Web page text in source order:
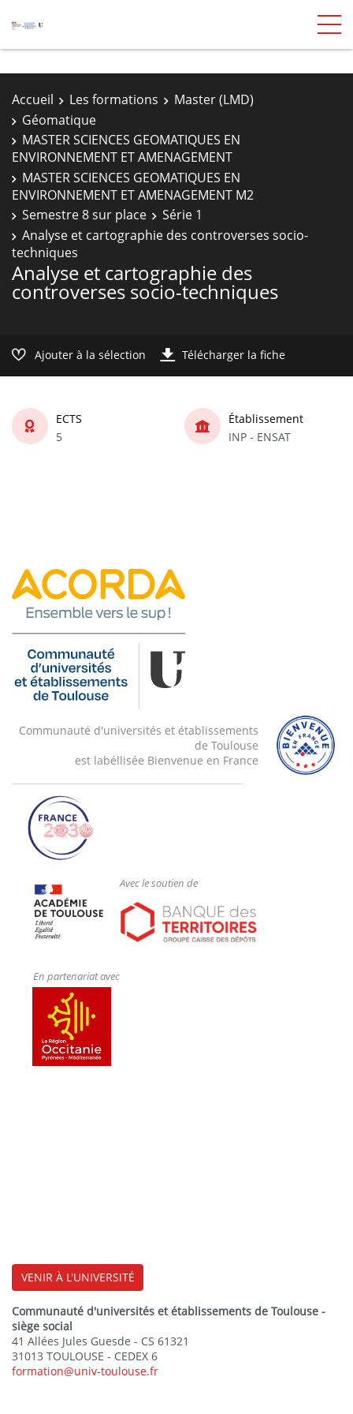
Accueil Les formations
Master (LMD)
Géomatique
MASTER SCIENCES GEOMATIQUES EN
ENVIRONNEMENT ET AMENAGEMENT
MASTER SCIENCES GEOMATIQUES EN
ENVIRONNEMENT ET AMENAGEMENT M2
Semestre 8 sur place
Série 1
Analyse et cartographie des controverses socio-
techniques
Analyse et cartographie des
controverses socio-techniques
Ajouter à la sélection Télécharger la fiche
ECTS
5
Établissement
INP - ENSAT
Communauté d'universités et établissements
de Toulouse
est labéllisée Bienvenue en France
Avec le soutien de
En partenariat avec
VENIR À L'UNIVERSITÉ
Communauté d'universités et établissements de Toulouse -
siège social
41 Allées Jules Guesde - CS 61321
31013 TOULOUSE - CEDEX 6
formation@univ-toulouse.fr